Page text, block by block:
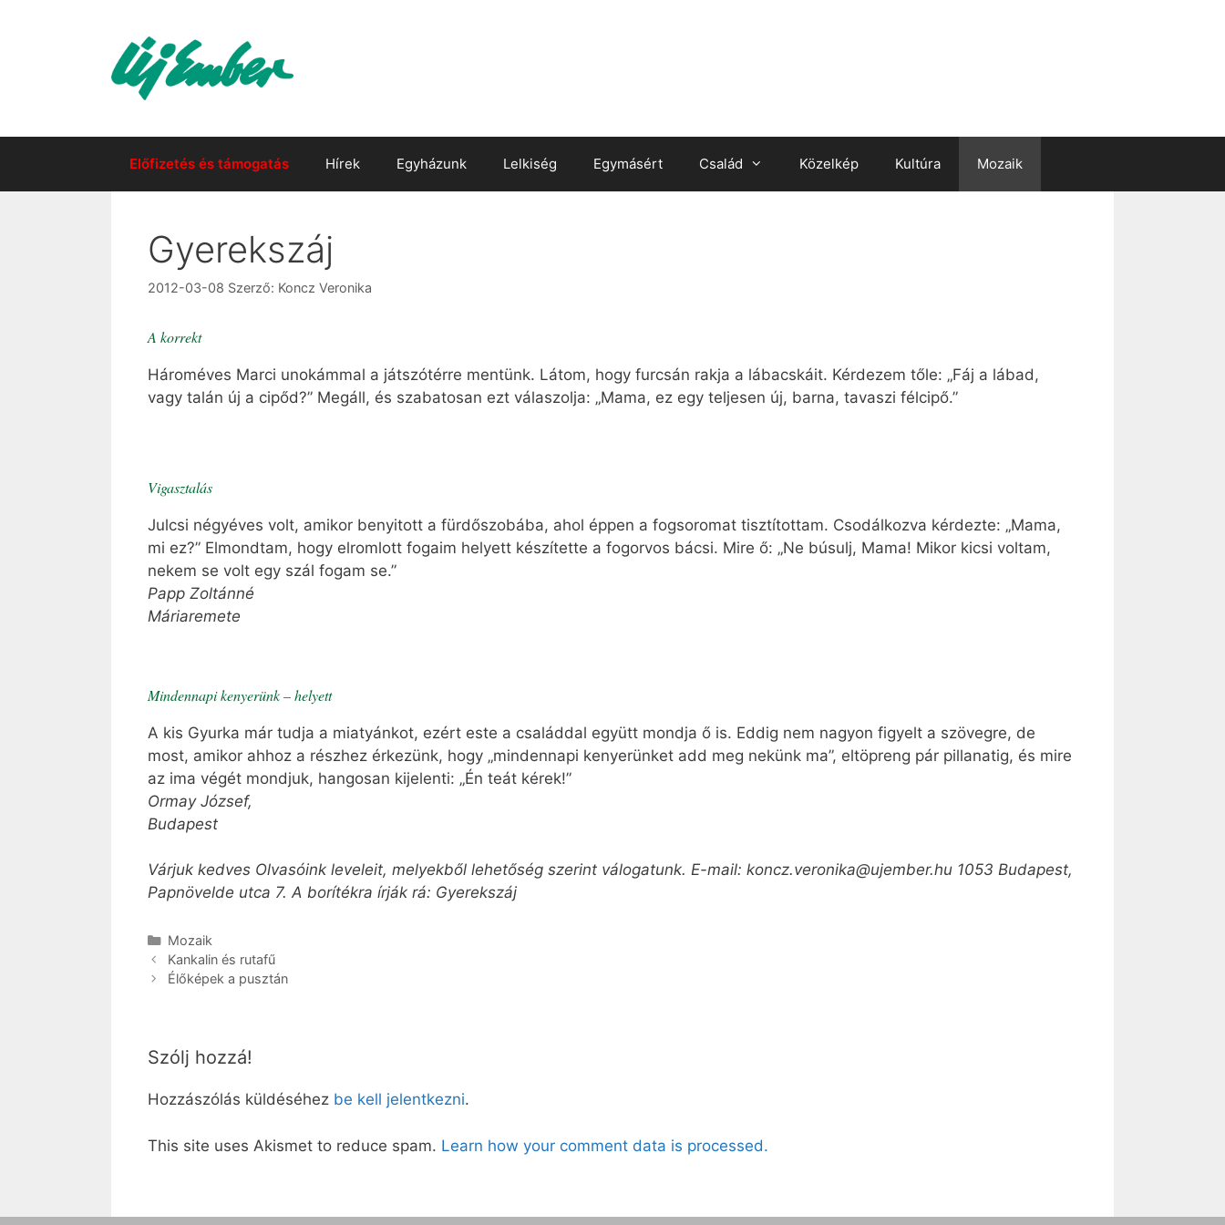
Előfizetés és támogatás Hírek Egyházunk Lelkiség Egymásért Család Közelkép Kultúra Mozaik
Gyerekszáj
2012-03-08 Szerző: Koncz Veronika
A korrekt
Hároméves Marci unokámmal a játszótérre mentünk. Látom, hogy furcsán rakja a lábacskáit. Kérdezem tőle: „Fáj a lábad,
vagy talán új a cipőd?” Megáll, és szabatosan ezt válaszolja: „Mama, ez egy teljesen új, barna, tavaszi félcipő.”
Vigasztalás
Julcsi négyéves volt, amikor benyitott a fürdőszobába, ahol éppen a fogsoromat tisztítottam. Csodálkozva kérdezte: „Mama,
mi ez?” Elmondtam, hogy elromlott fogaim helyett készítette a fogorvos bácsi. Mire ő: „Ne búsulj, Mama! Mikor kicsi voltam,
nekem se volt egy szál fogam se.”
Papp Zoltánné
Máriaremete
Mindennapi kenyerünk – helyett
A kis Gyurka már tudja a miatyánkot, ezért este a családdal együtt mondja ő is. Eddig nem nagyon figyelt a szövegre, de
most, amikor ahhoz a részhez érkezünk, hogy „mindennapi kenyerünket add meg nekünk ma”, eltöpreng pár pillanatig, és mire
az ima végét mondjuk, hangosan kijelenti: „Én teát kérek!”
Ormay József,
Budapest
Várjuk kedves Olvasóink leveleit, melyekből lehetőség szerint válogatunk. E-mail: koncz.veronika@ujember.hu 1053 Budapest,
Papnövelde utca 7. A borítékra írják rá: Gyerekszáj
Kategória
Mozaik
Kankalin és rutafű
Élőképek a pusztán
Szólj hozzá!
Hozzászólás küldéséhez be kell jelentkezni.
This site uses Akismet to reduce spam. Learn how your comment data is processed.